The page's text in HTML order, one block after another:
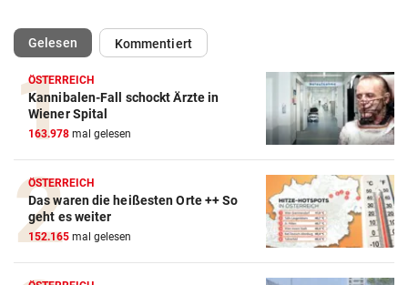
Gelesen(ausgewählt)Kommentiert
ÖSTERREICH
Kannibalen-Fall schockt Ärzte in
Wiener Spital
163.978 mal gelesen
ÖSTERREICH
Das waren die heißesten Orte ++ So
geht es weiter
152.165 mal gelesen